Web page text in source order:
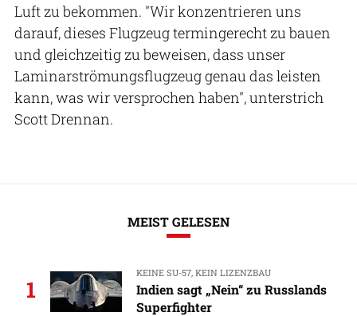
Luft zu bekommen. "Wir konzentrieren uns
darauf, dieses Flugzeug termingerecht zu bauen
und gleichzeitig zu beweisen, dass unser
Laminarströmungsflugzeug genau das leisten
kann, was wir versprochen haben", unterstrich
Scott Drennan.
MEIST GELESEN
1
KEINE SU-57, KEIN LIZENZBAU
Indien sagt „Nein“ zu Russlands
Superfighter